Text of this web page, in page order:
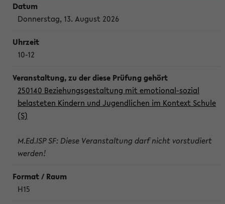
Donnerstag, 13. August 2026
10-12
250140 Beziehungsgestaltung mit emotional-sozial
belasteten Kindern und Jugendlichen im Kontext Schule
(S)
M.Ed.ISP SF: Diese Veranstaltung darf nicht vorstudiert
werden!
H15